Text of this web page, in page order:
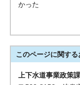
かった
このページに関する
上下水道事業政策課